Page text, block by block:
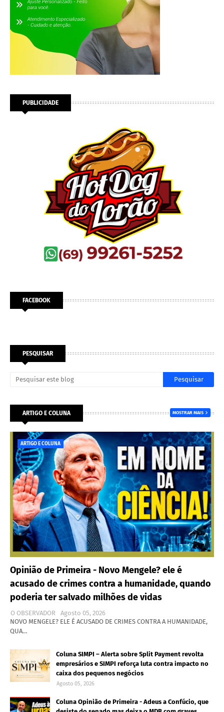
PUBLICIDADE
FACEBOOK
PESQUISAR
ARTIGO E COLUNA MOSTRAR MAIS
ARTIGO E COLUNA
Opinião de Primeira - Novo Mengele? ele é
acusado de crimes contra a humanidade, quando
poderia ter salvado milhões de vidas
O OBSERVADOR
Agosto 05, 2026
NOVO MENGELE? ELE É ACUSADO DE CRIMES CONTRA A HUMANIDADE,
QUA…
Coluna SIMPI – Alerta sobre Split Payment revolta
empresários e SIMPI reforça luta contra impacto no
caixa dos pequenos negócios
Agosto 05, 2026
Coluna Opinião de Primeira - Adeus a Confúcio, que